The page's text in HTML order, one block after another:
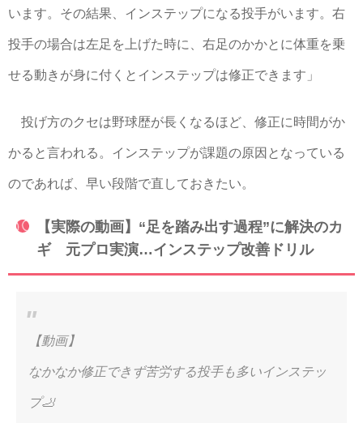
います。その結果、インステップになる投手がいます。右
投手の場合は左足を上げた時に、右足のかかとに体重を乗
せる動きが身に付くとインステップは修正できます」
投げ方のクセは野球歴が長くなるほど、修正に時間がか
かると言われる。インステップが課題の原因となっている
のであれば、早い段階で直しておきたい。
【実際の動画】“足を踏み出す過程”に解決のカ
ギ 元プロ実演…インステップ改善ドリル
【動画】
なかなか修正できず苦労する投手も多いインステッ
プ🦶